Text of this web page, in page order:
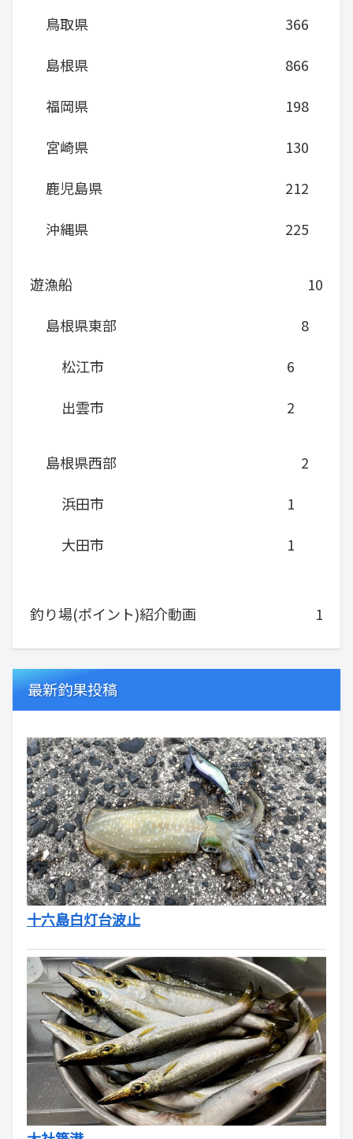
鳥取県
366
島根県
866
福岡県
198
宮崎県
130
鹿児島県
212
沖縄県
225
遊漁船
10
島根県東部
8
松江市
6
出雲市
2
島根県西部
2
浜田市
1
大田市
1
釣り場(ポイント)紹介動画 1
最新釣果投稿
十六島白灯台波止